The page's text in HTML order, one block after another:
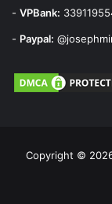
- VPBank:
- Paypal:
Copyright ©